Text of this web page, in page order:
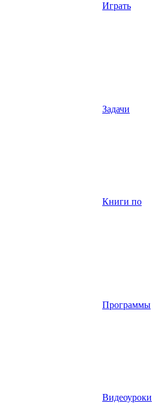
Играть
Задачи
Книги по
Программы
Видеоуроки